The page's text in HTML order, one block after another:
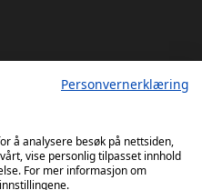
Personvernerklæring
å analysere besøk på nettsiden,
vise personlig tilpasset innhold
For mer informasjon om